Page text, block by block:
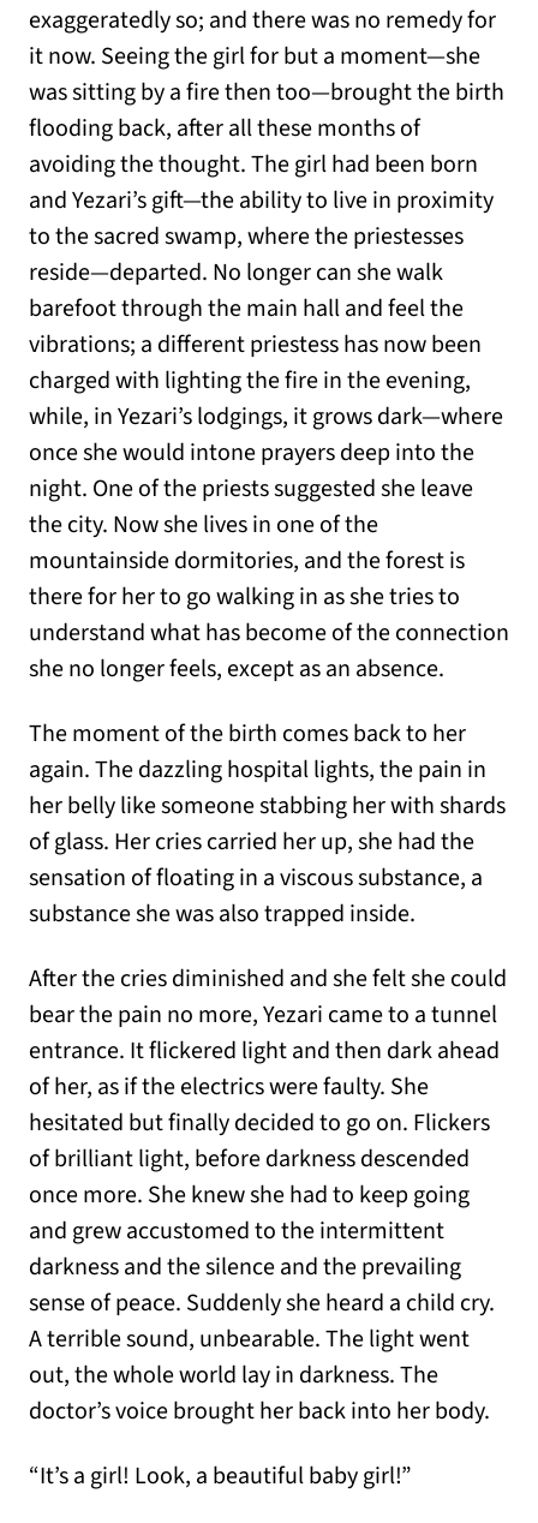
exaggeratedly so; and there was no remedy for
it now. Seeing the girl for but a moment—she
was sitting by a fire then too—brought the birth
flooding back, after all these months of
avoiding the thought. The girl had been born
and Yezari’s gift—the ability to live in proximity
to the sacred swamp, where the priestesses
reside—departed. No longer can she walk
barefoot through the main hall and feel the
vibrations; a different priestess has now been
charged with lighting the fire in the evening,
while, in Yezari’s lodgings, it grows dark—where
once she would intone prayers deep into the
night. One of the priests suggested she leave
the city. Now she lives in one of the
mountainside dormitories, and the forest is
there for her to go walking in as she tries to
understand what has become of the connection
she no longer feels, except as an absence.
The moment of the birth comes back to her
again. The dazzling hospital lights, the pain in
her belly like someone stabbing her with shards
of glass. Her cries carried her up, she had the
sensation of floating in a viscous substance, a
substance she was also trapped inside.
After the cries diminished and she felt she could
bear the pain no more, Yezari came to a tunnel
entrance. It flickered light and then dark ahead
of her, as if the electrics were faulty. She
hesitated but finally decided to go on. Flickers
of brilliant light, before darkness descended
once more. She knew she had to keep going
and grew accustomed to the intermittent
darkness and the silence and the prevailing
sense of peace. Suddenly she heard a child cry.
A terrible sound, unbearable. The light went
out, the whole world lay in darkness. The
doctor’s voice brought her back into her body.
“It’s a girl! Look, a beautiful baby girl!”